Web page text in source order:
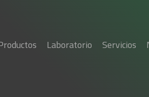
Laboratorio Servicios